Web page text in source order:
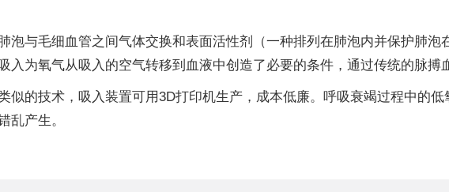
泡与毛细血管之间气体交换和表面活性剂（一种排列在肺泡内并保护肺泡
入为氧气从吸入的空气转移到血液中创造了必要的条件，通过传统的脉搏
似的技术，吸入装置可用3D打印机生产，成本低廉。呼吸衰竭过程中的
乱产生。